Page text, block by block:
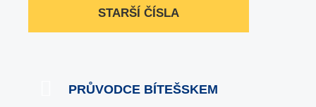
STARŠÍ ČÍSLA
PRŮVODCE BÍTEŠSKEM